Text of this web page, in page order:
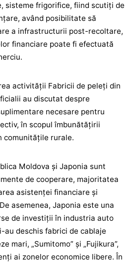
sisteme frigorifice, fiind scutiți de
având posibilitate să
a infrastructurii post-recoltare,
financiare poate fi efectuată
activității Fabricii de peleți din
au discutat despre
necesare pentru
în scopul îmbunătățirii
comunitățile rurale.
Moldova și Japonia sunt
de cooperare, majoritatea
asistenței financiare şi
asemenea, Japonia este una
de investiții în industria auto
au deschis fabrici de cablaje
mari, „Sumitomo” și „Fujikura”,
ai zonelor economice libere. În